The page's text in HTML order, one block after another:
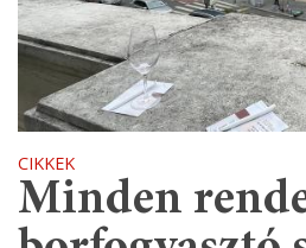
CIKKEK
Minden